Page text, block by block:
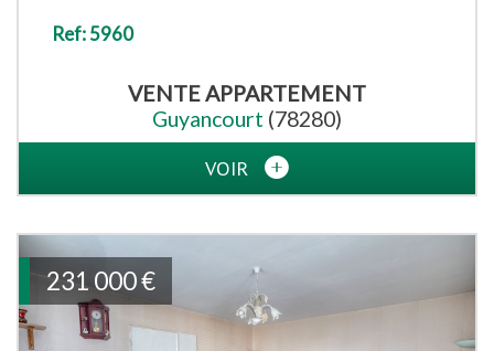
Ref: 5960
VENTEAPPARTEMENT
Guyancourt (78280)
VOIR
231 000€